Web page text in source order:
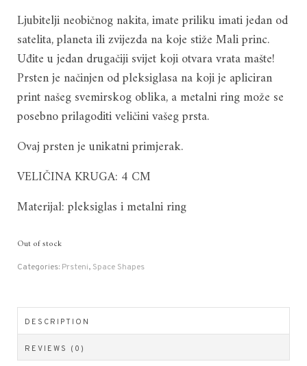
was:
22.00 €.
is:
11.00 €.
Ljubitelji neobičnog nakita, imate priliku imati jedan od
satelita, planeta ili zvijezda na koje stiže Mali princ.
Uđite u jedan drugačiji svijet koji otvara vrata mašte!
Prsten je načinjen od pleksiglasa na koji je apliciran
print našeg svemirskog oblika, a metalni ring može se
posebno prilagoditi veličini vašeg prsta.
Ovaj prsten je unikatni primjerak.
VELIČINA KRUGA: 4 CM
Materijal: pleksiglas i metalni ring
Out of stock
Categories: Prsteni, Space Shapes
DESCRIPTION
REVIEWS (0)